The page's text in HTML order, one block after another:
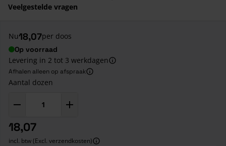
Veelgestelde vragen
Nu18,07per doos
Op voorraad
Levering in 2 tot 3 werkdagen
Afhalen alleen op afspraak
Aantal dozen
18,07
incl. btw (Excl. verzendkosten)